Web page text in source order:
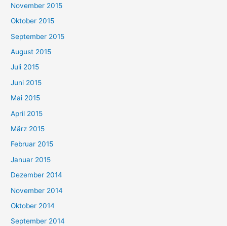
November 2015
Oktober 2015
September 2015
August 2015
Juli 2015
Juni 2015
Mai 2015
April 2015
März 2015
Februar 2015
Januar 2015
Dezember 2014
November 2014
Oktober 2014
September 2014